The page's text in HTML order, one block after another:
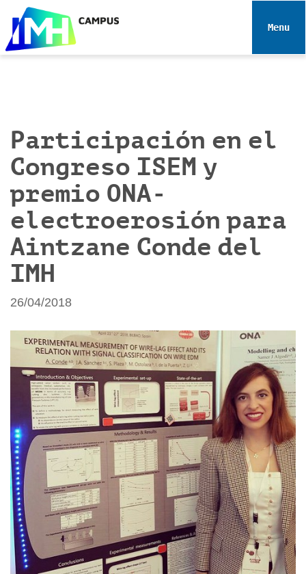
e
Toggle
Participación en el
Congreso ISEM y
premio ONA-
electroerosión para
Aintzane Conde del
IMH
26/04/2018